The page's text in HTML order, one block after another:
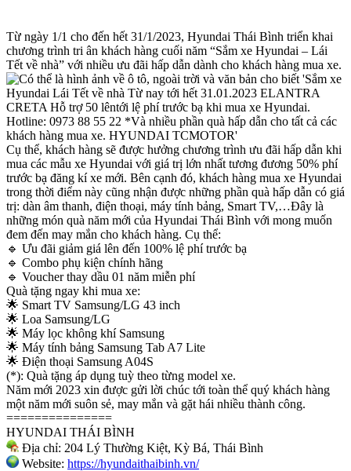
Từ ngày 1/1 cho đến hết 31/1/2023, Hyundai Thái Bình triển khai
chương trình tri ân khách hàng cuối năm “Sắm xe Hyundai – Lái
Tết về nhà” với nhiều ưu đãi hấp dẫn dành cho khách hàng mua xe.
Cụ thể, khách hàng sẽ được hưởng chương trình ưu đãi hấp dẫn khi
mua các mẫu xe Hyundai với giá trị lớn nhất tương đương 50% phí
trước bạ đăng kí xe mới. Bên cạnh đó, khách hàng mua xe Hyundai
trong thời điểm này cũng nhận được những phần quà hấp dẫn có giá
trị: dàn âm thanh, điện thoại, máy tính bảng, Smart TV,…Đây là
những món quà năm mới của Hyundai Thái Bình với mong muốn
đem đến may mắn cho khách hàng. Cụ thể:
🔹 Ưu đãi giảm giá lên đến 100% lệ phí trước bạ
🔹 Combo phụ kiện chính hãng
🔹 Voucher thay dầu 01 năm miễn phí
Quà tặng ngay khi mua xe:
🌟 Smart TV Samsung/LG 43 inch
🌟 Loa Samsung/LG
🌟 Máy lọc không khí Samsung
🌟 Máy tính bảng Samsung Tab A7 Lite
🌟 Điện thoại Samsung A04S
(*): Quà tặng áp dụng tuỳ theo từng model xe.
Năm mới 2023 xin được gửi lời chúc tới toàn thể quý khách hàng
một năm mới suôn sẻ, may mắn và gặt hái nhiều thành công.
===============
HYUNDAI THÁI BÌNH
Địa chỉ: 204 Lý Thường Kiệt, Kỳ Bá, Thái Bình
Website: https://hyundaithaibinh.vn/